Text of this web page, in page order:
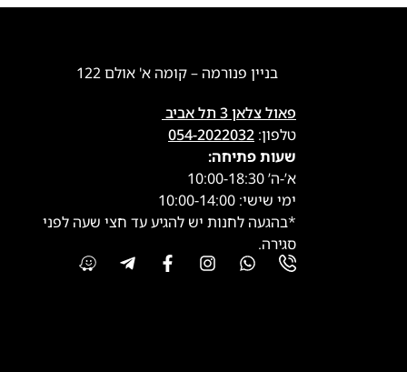
בניין פנורמה – קומה א' אולם 122
פאול צלאן 3 תל אביב
טלפון: 054-2022032
שעות פתיחה:
א’-ה’ 10:00-18:30
ימי שישי: 10:00-14:00
*בהגעה לחנות יש להגיע עד חצי שעה לפני
סגירה.